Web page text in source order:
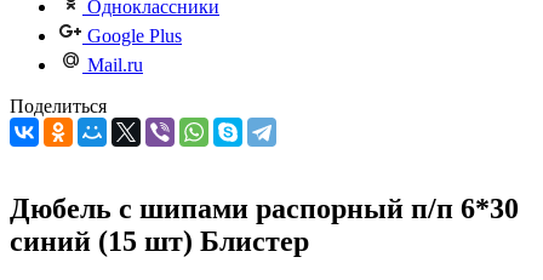
Одноклассники
Google Plus
Mail.ru
Поделиться
Дюбель с шипами распорный п/п 6*30
синий (15 шт) Блистер